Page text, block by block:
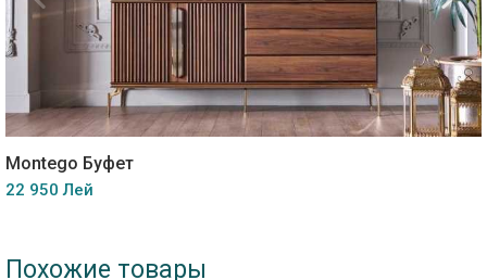
Montego Буфет
22 950 Лей
Похожие товары